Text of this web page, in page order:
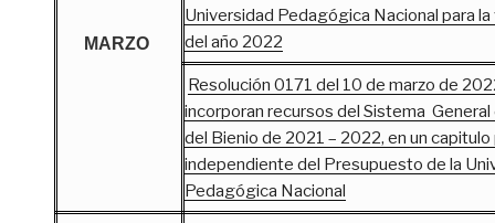
MARZO
Universidad Pedagógica Nacional para
del año 2022
Resolución 0171 del 10 de marzo de
incorporan recursos del Sistema General
del Bienio de 2021 – 2022, en un
independiente del Presupuesto de la
Pedagógica Nacional